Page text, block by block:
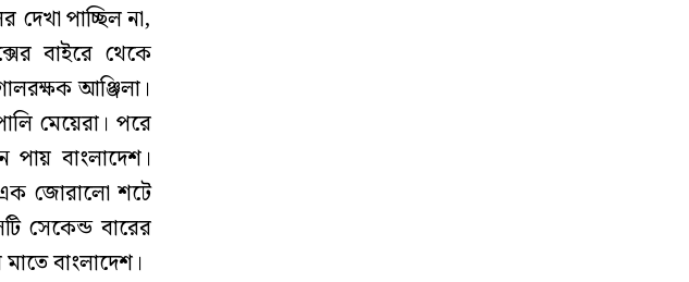
পাচ্ছিল না,
বাইরে থেকে
আঞ্জিলা।
মেয়েরা। পরে
পায় বাংলাদেশ।
এক জোরালো শটে
সেকেন্ড বারের
বাংলাদেশ।